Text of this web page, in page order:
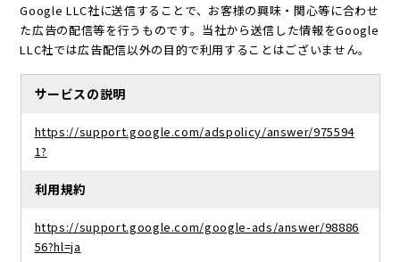
Google LLC社に送信することで、お客様の興味・関心等に合わせ
た広告の配信等を行うものです。当社から送信した情報をGoogle
LLC社では広告配信以外の目的で利用することはございません。
サービスの説明
https://support.google.com/adspolicy/answer/975594
1?
利用規約
https://support.google.com/google-ads/answer/98886
56?hl=ja